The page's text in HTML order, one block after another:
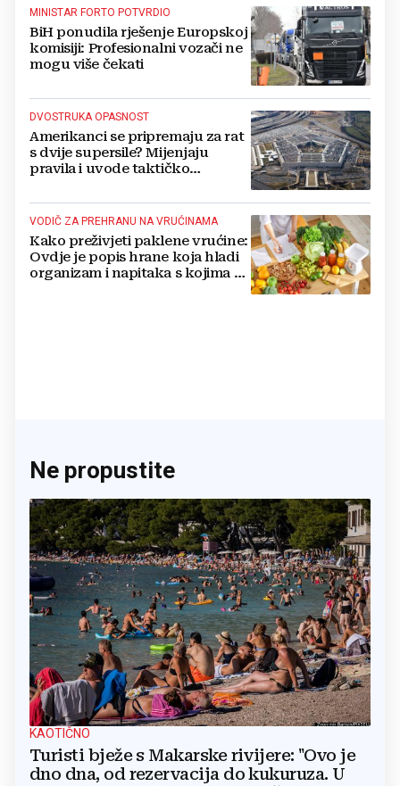
MINISTAR FORTO POTVRDIO
BiH ponudila rješenje Europskoj
komisiji: Profesionalni vozači ne
mogu više čekati
DVOSTRUKA OPASNOST
Amerikanci se pripremaju za rat
s dvije supersile? Mijenjaju
pravila i uvode taktičko
VODIČ ZA PREHRANU NA VRUĆINAMA
Kako preživjeti paklene vrućine:
Ovdje je popis hrane koja hladi
organizam i napitaka s kojima si
Ne propustite
KAOTIČNO
Turisti bježe s Makarske rivijere: "Ovo je
dno dna, od rezervacija do kukuruza. U